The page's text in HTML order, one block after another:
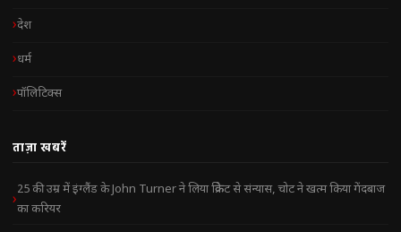
देश
धर्म
पॉलिटिक्स
ताज़ा खबरें
25 की उम्र में इंग्लैंड के John Turner ने लिया क्रिकेट से संन्यास, चोट ने खत्म किया गेंदबाज
का करियर